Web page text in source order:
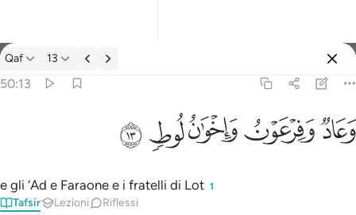
Tafsir: Qaf 50:13
Qaf 13
50:13
وَعَادٌۭ وَفِرْعَوْنُ وَإِخْوَٰنُ لُوطٍۢ ١٣
ﲳﲴﲵﲶﲷ
e gli ‘Ad e Faraone e i fratelli di Lot 1
Tafsir Lezioni Riflessi